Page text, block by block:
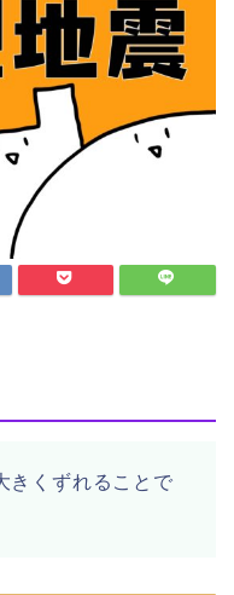
きくずれることで